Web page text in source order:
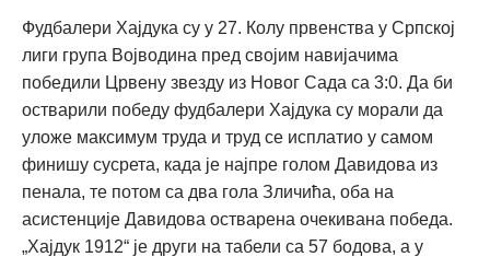
Фудбалери Хајдука су у 27. Колу првенства у Српској
лиги група Војводина пред својим навијачима
победили Црвену звезду из Новог Сада са 3:0. Да би
остварили победу фудбалери Хајдука су морали да
уложе максимум труда и труд се исплатио у самом
финишу сусрета, када је најпре голом Давидова из
пенала, те потом са два гола Зличића, оба на
асистенције Давидова остварена очекивана победа.
„Хајдук 1912“ је други на табели са 57 бодова, а у